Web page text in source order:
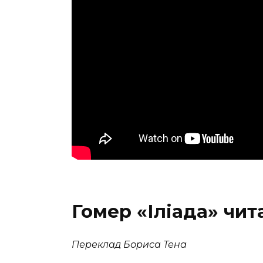
Гомер «Іліада»
Переклад Бориса Тена